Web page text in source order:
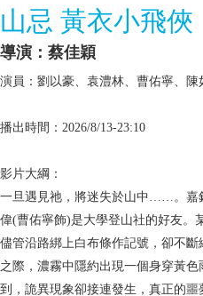
山忌 黃衣小飛俠
導演：蔡佳穎
演員：劉以豪、袁澧林、曹佑寧、陳
播出時間：2026/8/13-23:10
影片大綱：
一旦遇見祂，將迷失於山中……。嘉
偉(曹佑寧飾)是大學登山社的好友。
儘管沿路綁上白布條作記號，卻不
之際，濃霧中隱約出現一個身穿黃
到，詭異現象卻接連發生，真正的